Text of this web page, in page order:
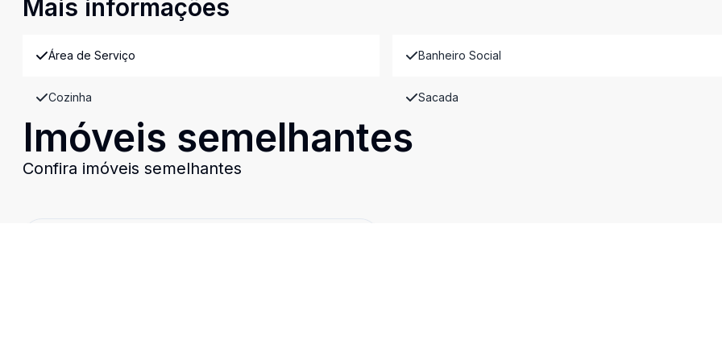
Mais informações
Área de Serviço Banheiro Social
Cozinha Sacada
Imóveis semelhantes
Confira imóveis semelhantes